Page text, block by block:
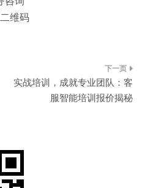
维码
实战培训，成就专业团队：客
服智能培训报价揭秘